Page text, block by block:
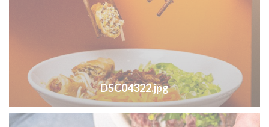
DSC04322.jpg